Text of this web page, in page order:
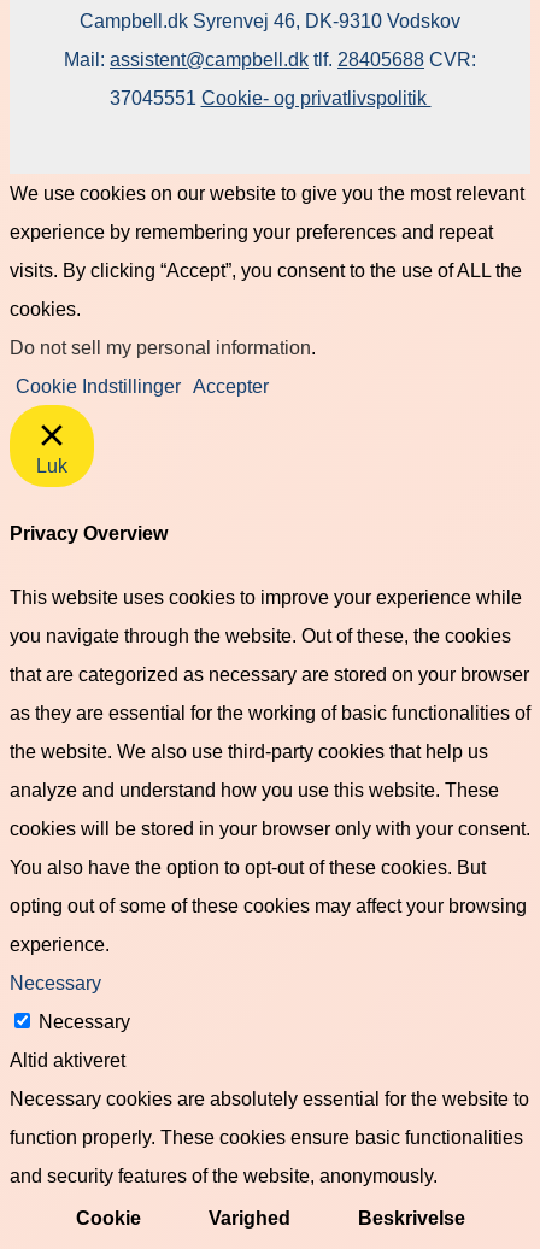
Campbell.dk Syrenvej 46, DK-9310 Vodskov
Mail: assistent@campbell.dk tlf. 28405688 CVR:
37045551 Cookie- og privatlivspolitik
We use cookies on our website to give you the most relevant
experience by remembering your preferences and repeat
visits. By clicking “Accept”, you consent to the use of ALL the
cookies.
Do not sell my personal information.
Cookie Indstillinger Accepter
Luk
Privacy Overview
This website uses cookies to improve your experience while
you navigate through the website. Out of these, the cookies
that are categorized as necessary are stored on your browser
as they are essential for the working of basic functionalities of
the website. We also use third-party cookies that help us
analyze and understand how you use this website. These
cookies will be stored in your browser only with your consent.
You also have the option to opt-out of these cookies. But
opting out of some of these cookies may affect your browsing
experience.
Necessary
Necessary
Altid aktiveret
Necessary cookies are absolutely essential for the website to
function properly. These cookies ensure basic functionalities
and security features of the website, anonymously.
Cookie
Varighed Beskrivelse